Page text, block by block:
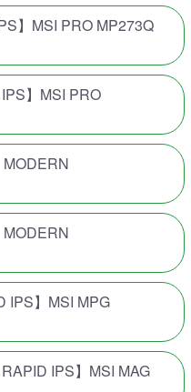
】MSI PRO MP273Q
】MSI PRO
MODERN
MODERN
IPS】MSI MPG
IPS】MSI MAG